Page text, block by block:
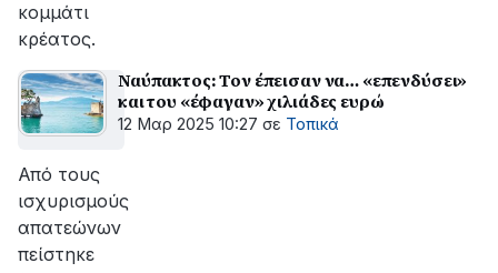
κομμάτι
κρέατος.
Ναύπακτος: Τον έπεισαν να… «επενδύσει»
και του «έφαγαν» χιλιάδες ευρώ
12 Μαρ 2025 10:27 σε Τοπικά
Από τους
ισχυρισμούς
απατεώνων
πείστηκε